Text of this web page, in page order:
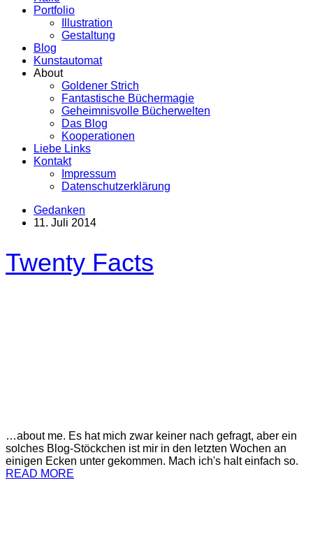
Portfolio
Illustration
Gestaltung
Blog
Kunstautomat
About
Goldener Strich
Fantastische Büchermagie
Geheimnisvolle Bücherwelten
Das Blog
Kooperationen
Liebe Links
Kontakt
Impressum
Datenschutzerklärung
Gedanken
11. Juli 2014
Twenty Facts
…about me. Es hat mich zwar keiner nach gefragt, aber ein
solches Blog-Stöckchen ist mir in den letzten Wochen an
einigen Ecken unter gekommen. Mach ich's halt einfach so.
READ MORE